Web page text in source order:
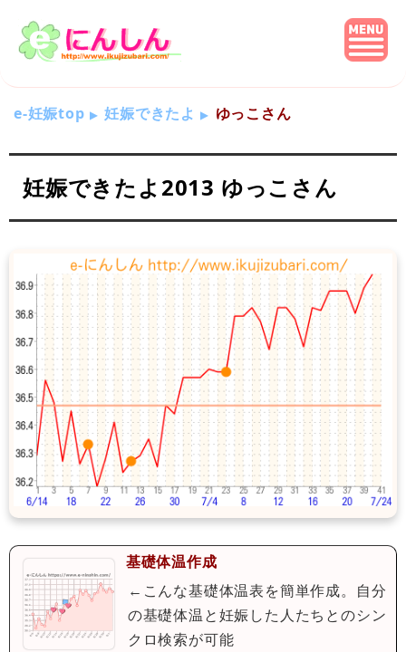
e-妊娠top 妊娠できたよ ゆっこさん
妊娠できたよ2013 ゆっこさん
基礎体温作成
←こんな基礎体温表を簡単作成。自分
の基礎体温と妊娠した人たちとのシン
クロ検索が可能